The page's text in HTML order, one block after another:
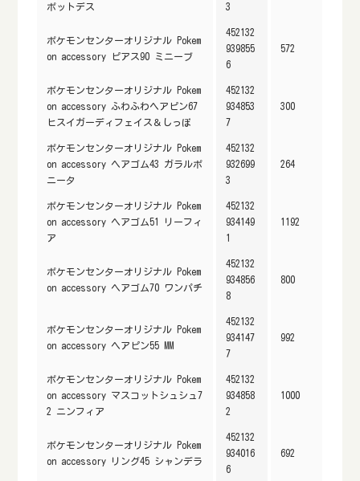
ポットデス
3
ポケモンセンターオリジナル Pokem
on accessory ピアス90 ミニーブ
452132
939855
6
572
ポケモンセンターオリジナル Pokem
on accessory ふわふわヘアピン67
ヒスイガーディフェイス＆しっぽ
452132
934853
7
300
ポケモンセンターオリジナル Pokem
on accessory ヘアゴム43 ガラルポ
ニータ
452132
932699
3
264
ポケモンセンターオリジナル Pokem
on accessory ヘアゴム51 リーフィ
ア
452132
934149
1
1192
ポケモンセンターオリジナル Pokem
on accessory ヘアゴム70 ワンパチ
452132
934856
8
800
ポケモンセンターオリジナル Pokem
on accessory ヘアピン55 MM
452132
934147
7
992
ポケモンセンターオリジナル Pokem
on accessory マスコットシュシュ7
2 ニンフィア
452132
934858
2
1000
ポケモンセンターオリジナル Pokem
on accessory リング45 シャンデラ
452132
934016
6
692